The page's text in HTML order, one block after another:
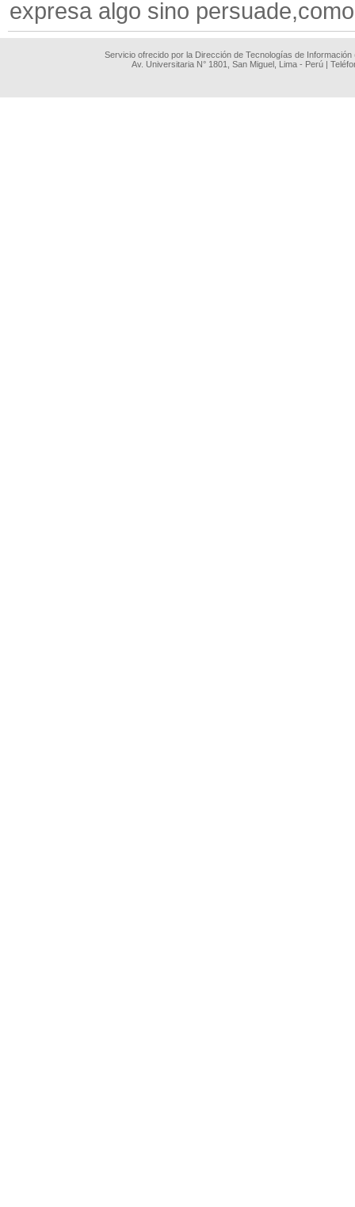
expresa algo sino
Servicio ofrecido por la Dirección de Tecnologías de
Av. Universitaria N° 1801, San Miguel, Lima - Perú |